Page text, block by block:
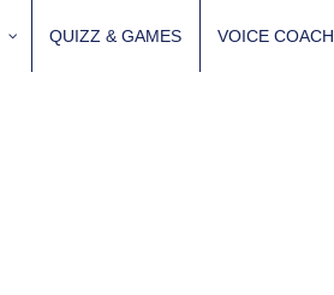
QUIZZ & GAMES VOICE COACH